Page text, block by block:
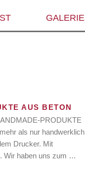
GALERIE
AUS BETON
PRODUKTE
als nur handwerklich
Drucker. Mit
Wir haben uns zum …